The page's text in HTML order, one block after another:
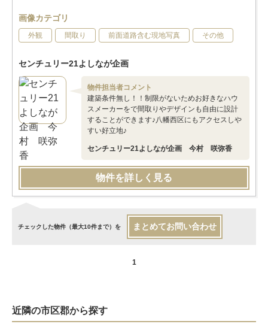
画像カテゴリ
外観 間取り 前面道路含む現地写真 その他
センチュリー21よしなが企画
物件担当者コメント
建築条件無し！！制限がないためお好きなハウ
スメーカーをで間取りやデザインも自由に設計
することができます♪八幡西区にもアクセスしや
すい好立地♪
センチュリー21よしなが企画 今村 咲弥香
物件を詳しく見る
チェックした物件（最大10件まで）を まとめてお問い合わせ
1
近隣の市区郡から探す